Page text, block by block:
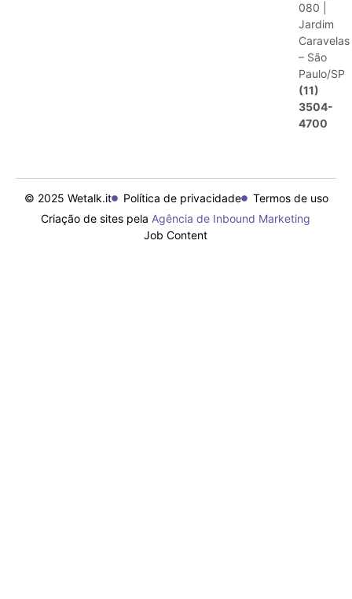
080 |
Jardim
Caravelas
– São
Paulo/SP
(11)
3504-
4700
© 2025 Wetalk.it Política de privacidade
Termos de uso
Criação de sites pela Agência de Inbound Marketing
Job Content